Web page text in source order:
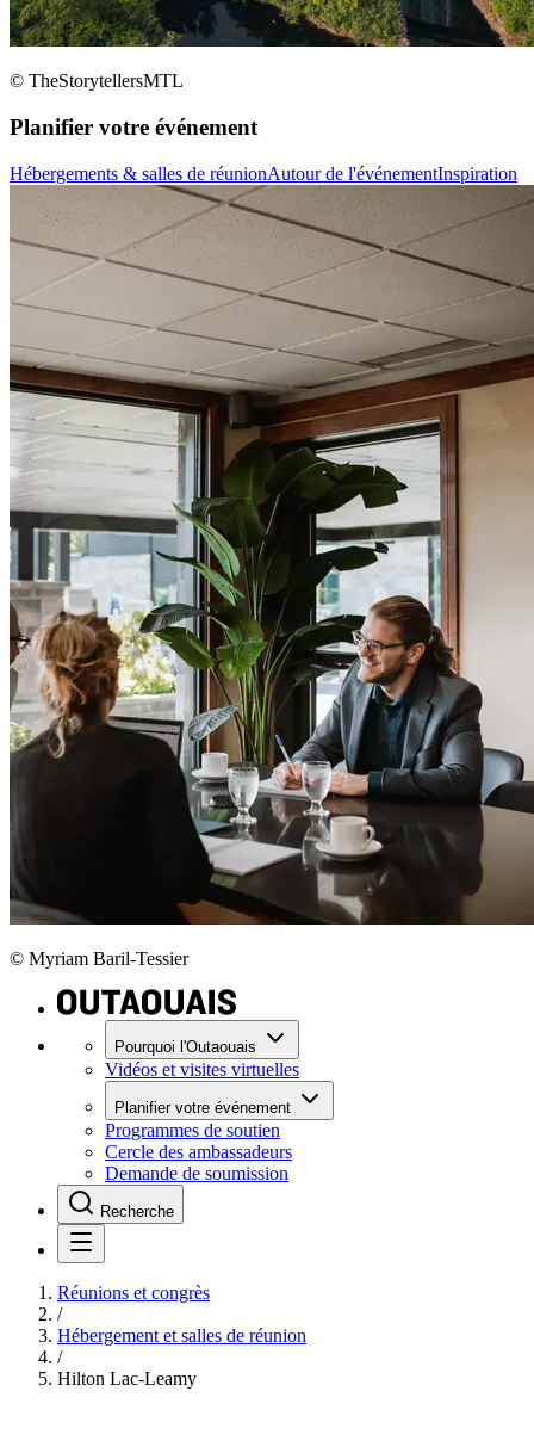
© TheStorytellersMTL
Planifier votre événement
Hébergements & salles de réunionAutour de l'événementInspiration
© Myriam Baril-Tessier
Pourquoi l'Outaouais
Vidéos et visites virtuelles
Planifier votre événement
Programmes de soutien
Cercle des ambassadeurs
Demande de soumission
Recherche
Réunions et congrès
/
Hébergement et salles de réunion
/
Hilton Lac-Leamy